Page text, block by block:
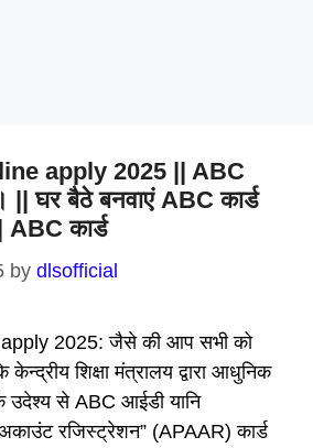
apply 2025 || ABC
|| घर बैठे बनवाएं ABC कार्ड
ABC कार्ड
by dlsofficial
2025: जैसे की आप सभी को
शिक्षा मंत्रालय द्वारा आधुनिक
उदेश्य से ABC आईडी यानि
रजिस्ट्रेशन” (APAAR) कार्ड